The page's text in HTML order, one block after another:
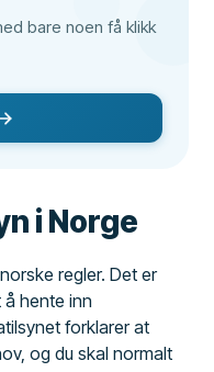
bare noen få klikk
i Norge
regler. Det er
hente inn
forklarer at
og du skal normalt